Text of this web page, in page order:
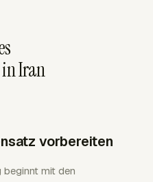
Iran
vorbereiten
beginnt mit den